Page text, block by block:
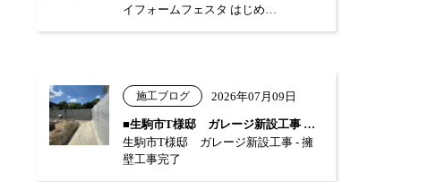
イフォームフェスタ はじめ…
施工ブログ 2026年07月09日
■生駒市T様邸 ガレージ新設工事 …
生駒市T様邸 ガレージ新設工事 - 擁
壁工事完了